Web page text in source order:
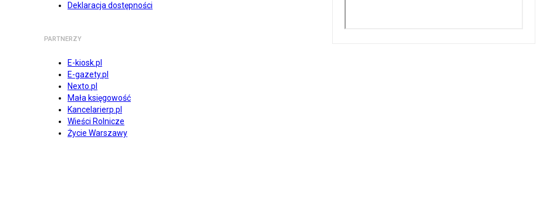
Deklaracja dostępności
PARTNERZY
E-kiosk.pl
E-gazety.pl
Nexto.pl
Mała księgowość
Kancelarierp.pl
Wieści Rolnicze
Życie Warszawy